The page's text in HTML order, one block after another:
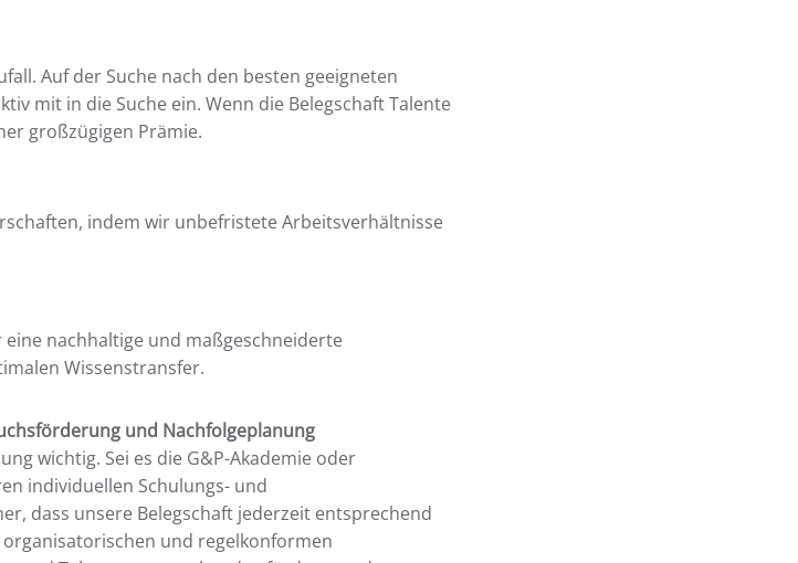
Auf der Suche nach den besten geeigneten
mit in die Suche ein. Wenn die Belegschaft Talente
großzügigen Prämie.
indem wir unbefristete Arbeitsverhältnisse
nachhaltige und maßgeschneiderte
Wissenstransfer.
und Nachfolgeplanung
wichtig. Sei es die G&P-Akademie oder
individuellen Schulungs- und
dass unsere Belegschaft jederzeit entsprechend
und regelkonformen